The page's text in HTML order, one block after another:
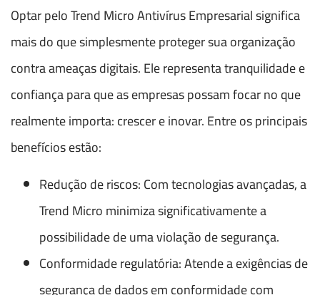
Optar pelo Trend Micro Antivírus Empresarial significa
mais do que simplesmente proteger sua organização
contra ameaças digitais. Ele representa tranquilidade e
confiança para que as empresas possam focar no que
realmente importa: crescer e inovar. Entre os principais
benefícios estão:
Redução de riscos: Com tecnologias avançadas, a
Trend Micro minimiza significativamente a
possibilidade de uma violação de segurança.
Conformidade regulatória: Atende a exigências de
segurança de dados em conformidade com